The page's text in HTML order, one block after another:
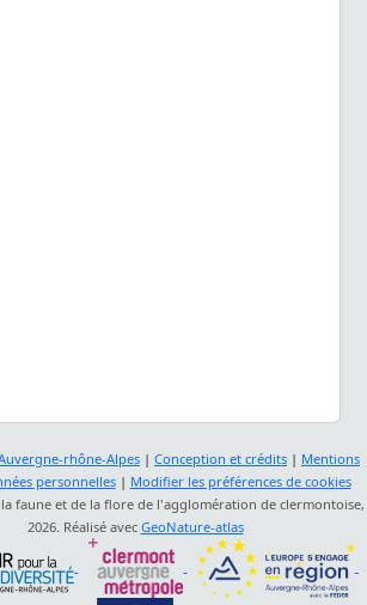
rhône-Alpes | Conception et crédits | Mentions
personnelles| Modifier les préférences de cookies
la faune et de la flore de l'agglomération de clermontoise,
2026. Réalisé avec GeoNature-atlas